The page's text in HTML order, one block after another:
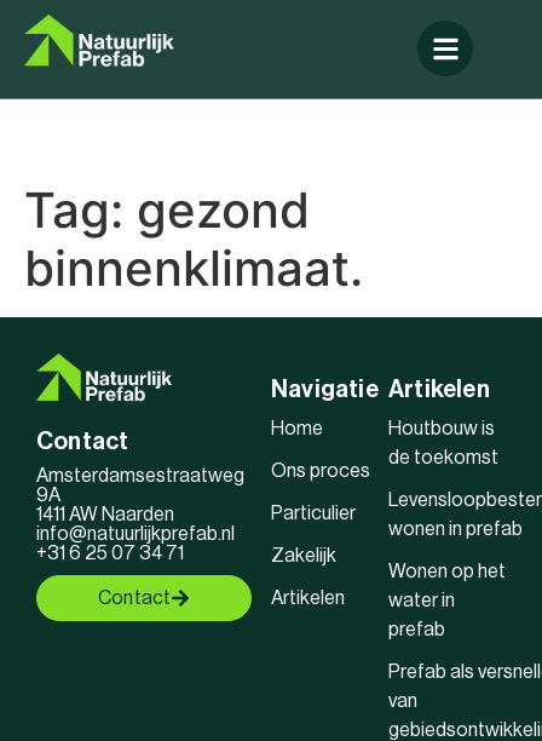
Tag: gezond
binnenklimaat.
Contact
Amsterdamsestraatweg
9A
1411 AW Naarden
info@natuurlijkprefab.nl
+31 6 25 07 34 71
Contact
Navigatie
Home
Ons proces
Particulier
Zakelijk
Artikelen
Artikelen
Houtbouw is
de toekomst
wonen in prefab
Wonen op het
water in
prefab
Prefab als
van